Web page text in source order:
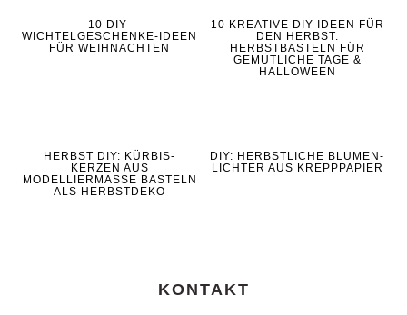
10 DIY-
WICHTELGESCHENKE-IDEEN
FÜR WEIHNACHTEN
10 KREATIVE DIY-IDEEN FÜR
DEN HERBST:
HERBSTBASTELN FÜR
GEMÜTLICHE TAGE &
HALLOWEEN
HERBST DIY: KÜRBIS-
KERZEN AUS
MODELLIERMASSE BASTELN
ALS HERBSTDEKO
DIY: HERBSTLICHE BLUMEN-
LICHTER AUS KREPPPAPIER
KONTAKT